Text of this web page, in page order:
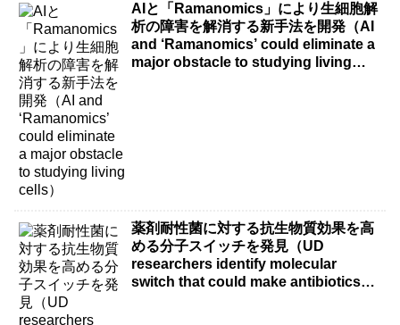
AIと「Ramanomics」により生細胞解
析の障害を解消する新手法を開発（AI
and ‘Ramanomics’ could eliminate a
major obstacle to studying living
薬剤耐性菌に対する抗生物質効果を高
める分子スイッチを発見（UD
researchers identify molecular
switch that could make antibiotics